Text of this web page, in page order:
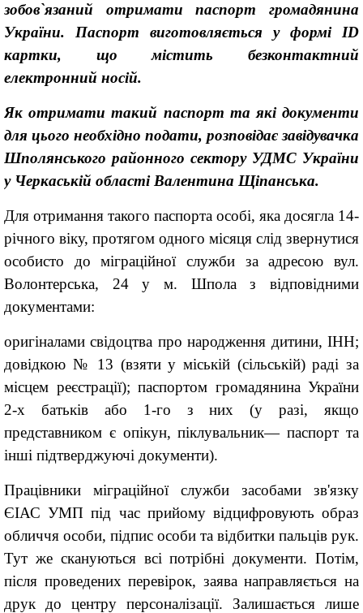
зобов`язаний отримати паспорт громадянина
України. Паспорт виготовляється у формі ID
картки, що містить безконтактний
електронний носій.
Як отримати такий паспорт та які документи
для цього необхідно подати, розповідає завідувачка
Шполянського районного сeктору УДМС України
у Чeркаській області Валентина Щіпанська.
Для отримання такого паспорта особі, яка досягла 14-
річного віку, протягом одного місяця слід звернутися
особисто до міграційної служби за адресою вул.
Волонтерська, 24 у м. Шпола з відповідними
документами:
оригіналами свідоцтва про народження дитини, ІНН;
довідкою № 13 (взяти у міській (сільській) раді за
місцем реєстрації); паспортом громадянина України
2-х батьків або 1-го з них (у разі, якщо
представником є опікун, піклувальник— паспорт та
інші підтверджуючі документи).
Працівники міграційної служби засобами зв'язку
ЄІАС УМП під час прийому відцифровують образ
обличчя особи, підпис особи та відбитки пальців рук.
Тут же скануються всі потрібні документи. Потім,
після проведених перевірок, заява направляється на
друк до центру персоналізації. Залишається лише